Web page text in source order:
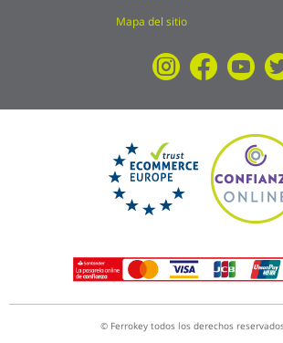
Mapa del sitio
© Ferrokey todos los derechos